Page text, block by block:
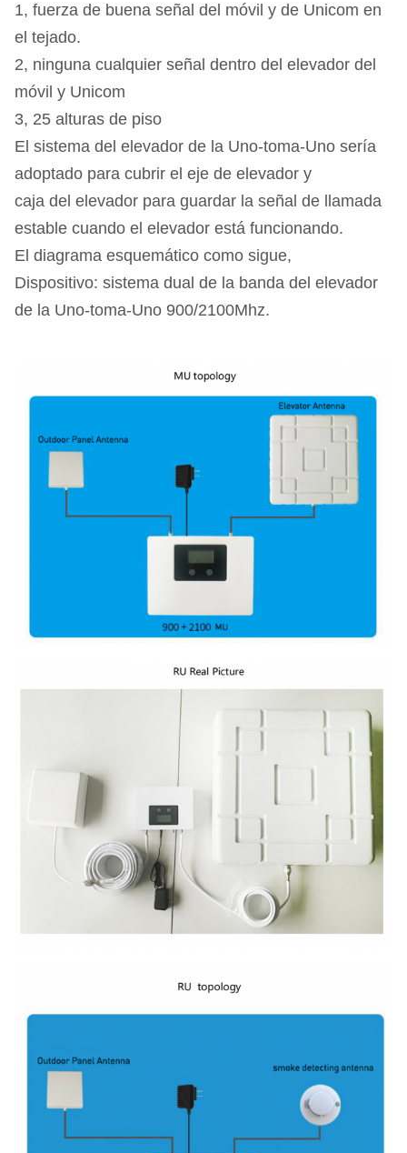
1, fuerza de buena señal del móvil y de Unicom en
el tejado.
2, ninguna cualquier señal dentro del elevador del
móvil y Unicom
3, 25 alturas de piso
El sistema del elevador de la Uno-toma-Uno sería
adoptado para cubrir el eje de elevador y
caja del elevador para guardar la señal de llamada
estable cuando el elevador está funcionando.
El diagrama esquemático como sigue,
Dispositivo: sistema dual de la banda del elevador
de la Uno-toma-Uno 900/2100Mhz.